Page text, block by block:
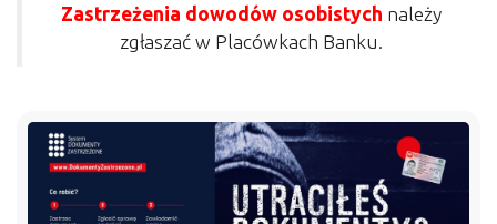
Zastrzeżenia dowodów osobistych należy
zgłaszać w Placówkach Banku.